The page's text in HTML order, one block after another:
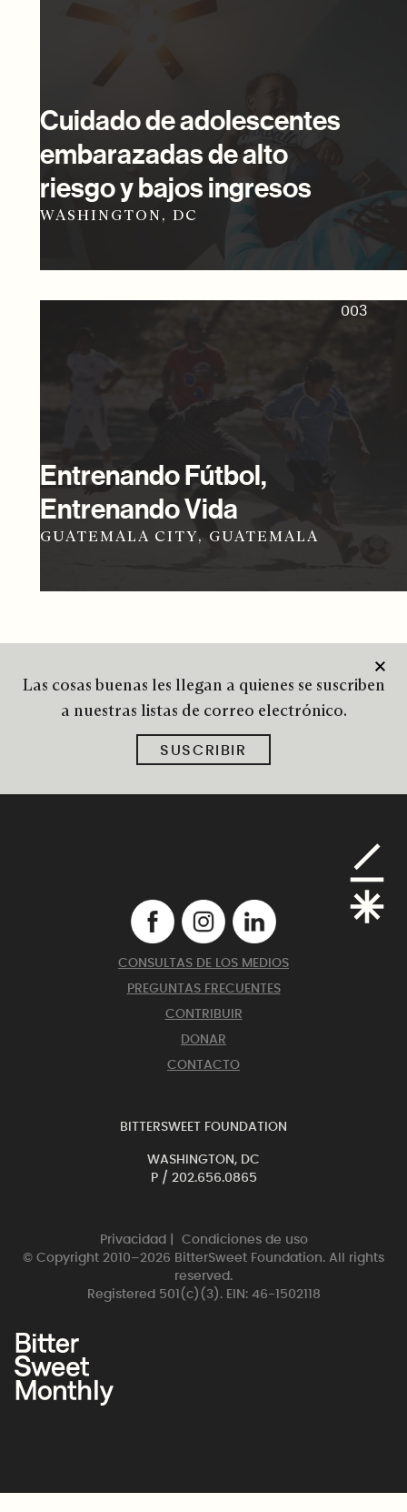
Cuidado de adolescentes
embarazadas de alto
riesgo y bajos ingresos
WASHINGTON, DC
003
Entrenando Fútbol,
Entrenando Vida
GUATEMALA CITY, GUATEMALA
Las cosas buenas les llegan a quienes se suscriben
a nuestras listas de correo electrónico.
SUSCRIBIR
CONSULTAS DE LOS MEDIOS
PREGUNTAS FRECUENTES
CONTRIBUIR
DONAR
CONTACTO
BITTERSWEET FOUNDATION
WASHINGTON, DC
P / 202.656.0865
Privacidad
Condiciones de uso
© Copyright 2010–2026 BitterSweet Foundation. All rights
reserved.
Registered 501(c)(3). EIN: 46-1502118